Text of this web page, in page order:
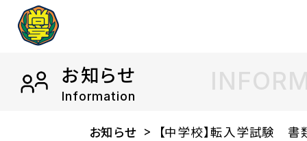
お知らせ
Information
お知らせ 【中学校】転入学試験